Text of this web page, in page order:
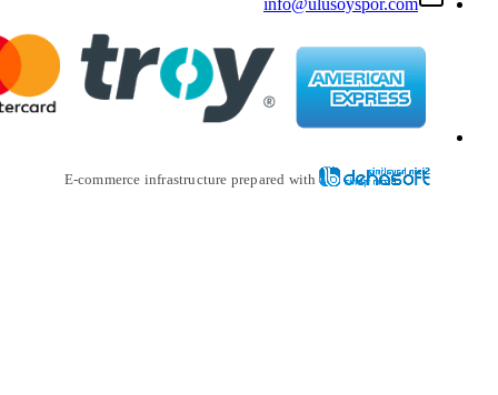
E-commerce infrastructure